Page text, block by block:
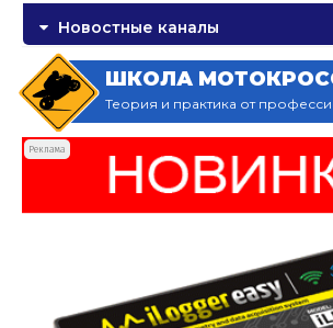
Новостные каналы
ШКОЛА
Теория и практика от
Реклама